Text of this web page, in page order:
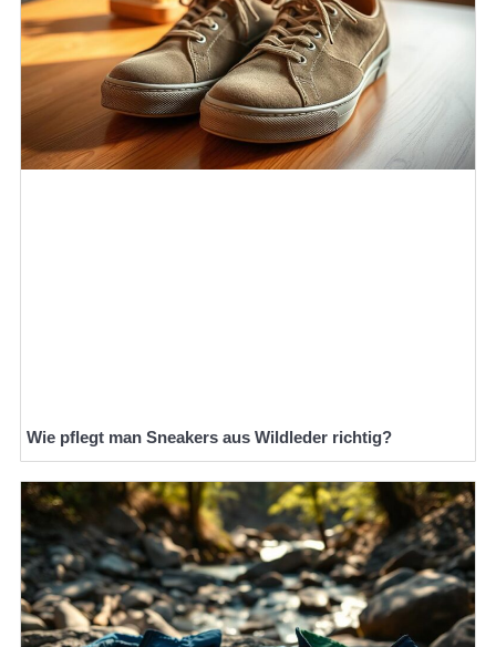
Wie pflegt man Sneakers aus Wildleder richtig?